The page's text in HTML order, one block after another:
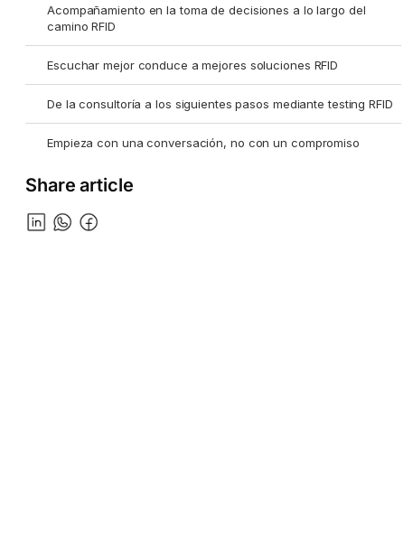
Acompañamiento en la toma de decisiones a lo largo del
camino RFID
Escuchar mejor conduce a mejores soluciones RFID
De la consultoría a los siguientes pasos mediante testing RFID
Empieza con una conversación, no con un compromiso
Share article